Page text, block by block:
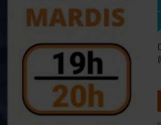
Défaire les idées
(Dimanche 21h)